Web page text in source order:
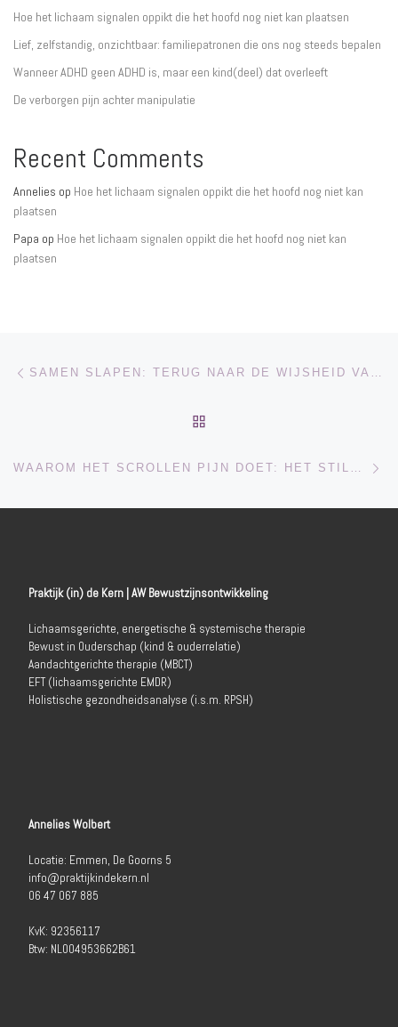
Hoe het lichaam signalen oppikt die het hoofd nog niet kan plaatsen
Lief, zelfstandig, onzichtbaar: familiepatronen die ons nog steeds bepalen
Wanneer ADHD geen ADHD is, maar een kind(deel) dat overleeft
De verborgen pijn achter manipulatie
Recent Comments
Annelies op Hoe het lichaam signalen oppikt die het hoofd nog niet kan
plaatsen
Papa op Hoe het lichaam signalen oppikt die het hoofd nog niet kan
plaatsen
Bericht navigatie SAMEN SLAPEN: TERUG NAAR DE WIJSHEID VAN NABIJHEID
WAAROM HET SCROLLEN PIJN DOET: HET STILLE LIJDEN VAN MEISJES OP HUN TELEFOON
Praktijk (in) de Kern | AW Bewustzijnsontwikkeling
Lichaamsgerichte, energetische & systemische therapie
Bewust in Ouderschap (kind & ouderrelatie)
Aandachtgerichte therapie (MBCT)
EFT (lichaamsgerichte EMDR)
Holistische gezondheidsanalyse (i.s.m. RPSH)
Annelies Wolbert
Locatie: Emmen, De Goorns 5
info@praktijkindekern.nl
06 47 067 885
KvK: 92356117
Btw: NL004953662B61